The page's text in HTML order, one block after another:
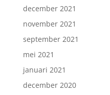
december 2021
november 2021
september 2021
mei 2021
januari 2021
december 2020